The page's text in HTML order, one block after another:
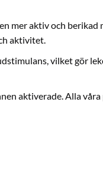
mer aktiv och berikad
aktivitet.
vilket gör
aktiverade. Alla